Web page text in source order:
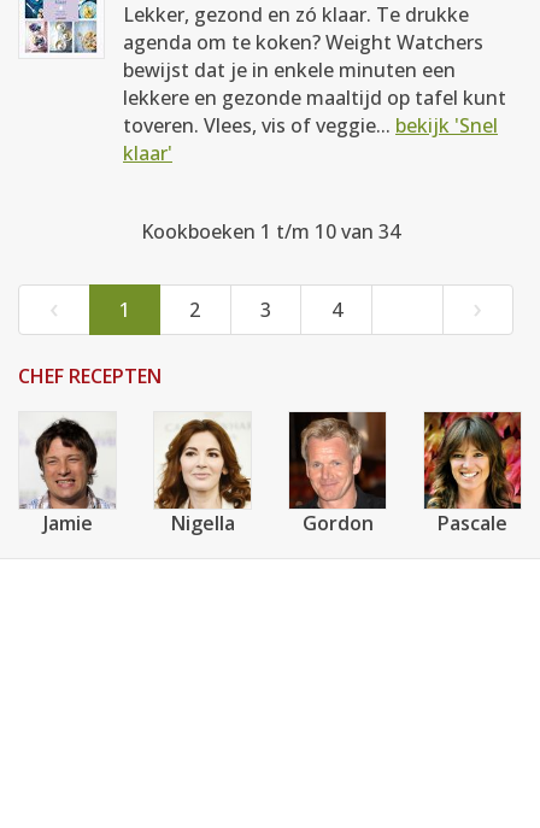
Lekker, gezond en zó klaar. Te drukke
agenda om te koken? Weight Watchers
bewijst dat je in enkele minuten een
lekkere en gezonde maaltijd op tafel kunt
toveren. Vlees, vis of veggie... bekijk 'Snel
klaar'
Kookboeken 1 t/m 10 van 34
‹ 1 2 3 4 ›
CHEF RECEPTEN
Jamie Nigella Gordon Pascale